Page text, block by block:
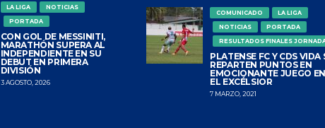
LA LIGA
NOTICIAS
PORTADA
CON GOL DE MESSINITI,
MARATHÓN SUPERA AL
INDEPENDIENTE EN SU
DEBUT EN PRIMERA
DIVISIÓN
3 AGOSTO, 2026
COMUNICADO
LA LIGA
NOTICIAS
PORTADA
RESULTADOS FINALES
PLATENSE FC Y CDS VIDA
REPARTEN PUNTOS EN
EMOCIONANTE JUEGO EN
EL EXCÉLSIOR
7 MARZO, 2021